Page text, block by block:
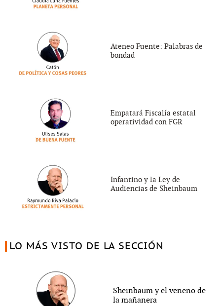
Ateneo Fuente: Palabras de
bondad
Empatará Fiscalía estatal
operatividad con FGR
Infantino y la Ley de
Audiencias de Sheinbaum
LO MÁS VISTO DE LA SECCIÓN
Sheinbaum y el veneno de
la mañanera